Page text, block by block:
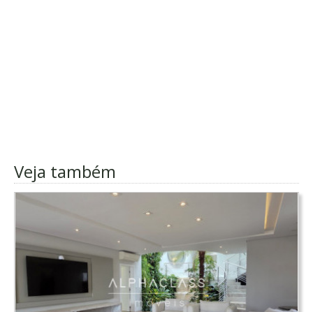
Veja também